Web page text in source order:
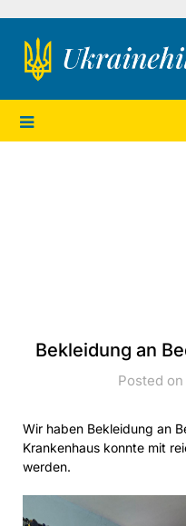
Ukrainehilfe
Bekleidung an
Posted
Wir haben Bekleidung an
Krankenhaus konnte mit
werden.